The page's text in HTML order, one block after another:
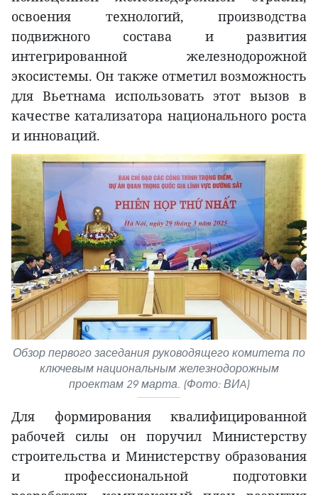
освоения технологий, производства
подвижного состава и развития
интегрированной железнодорожной
экосистемы. Он также отметил возможность
для Вьетнама использовать этот вызов в
качестве катализатора национального роста
и инноваций.
Обзор первого заседания руководящего комитета по
ключевым национальным железнодорожным
проектам 29 марта. (Фото: ВИA)
Для формирования квалифицированной
рабочей силы он поручил Министерству
строительства и Министерству образования
и профессиональной подготовки